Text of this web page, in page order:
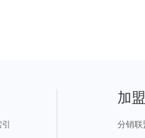
加
分销联